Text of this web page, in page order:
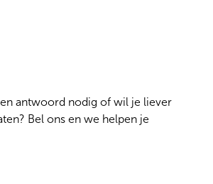
antwoord nodig of wil je liever
Bel ons en we helpen je